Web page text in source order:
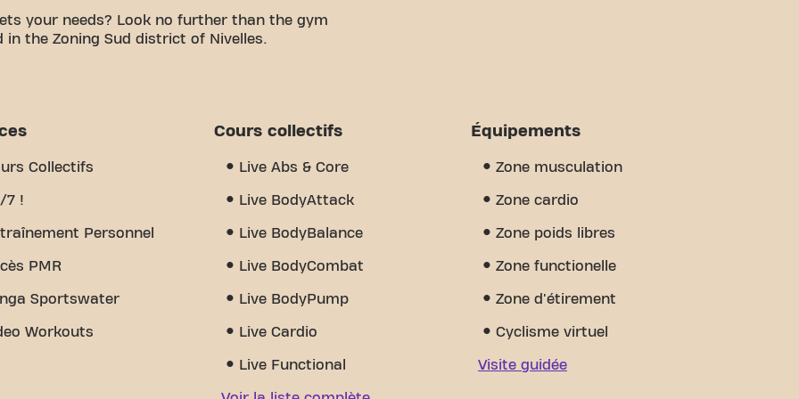
your needs? Look no further than the gym
in the Zoning Sud district of Nivelles.
space is to achieving your fitness goals. With
sets us apart is the sense of community
Ch. De Namur 24/7 is more than just a
Collectifs
7 !
Personnel
PMR
Sportswater
Workouts
Cours collectifs
Live Abs & Core
Live BodyAttack
Live BodyBalance
Live BodyCombat
Live BodyPump
Live Cardio
Live Functional
Équipements
Zone musculation
Zone cardio
Zone poids libres
Zone functionelle
Zone d'étirement
Cyclisme virtuel
Visite guidée